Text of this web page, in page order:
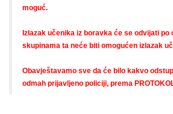
moguć.
Izlazak učenika iz boravka će se odvijati po
skupinama ta neće biti omogućen izlazak
Obavještavamo sve da će bilo kakvo
odmah prijavljeno policiji, prema